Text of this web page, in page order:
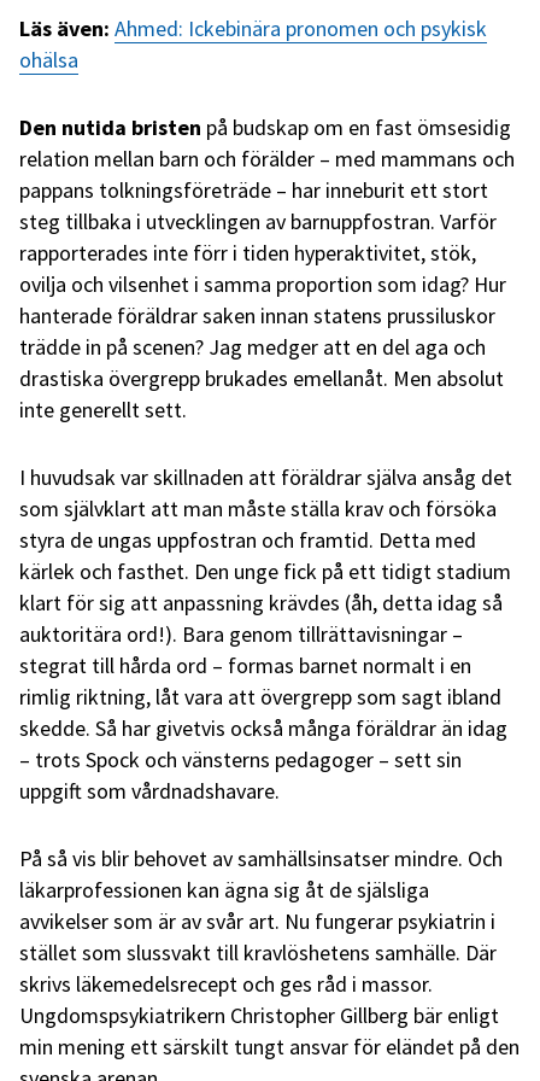
Läs även: Ahmed: Ickebinära pronomen och psykisk
ohälsa
Den nutida bristen på budskap om en fast ömsesidig
relation mellan barn och förälder – med mammans och
pappans tolkningsföreträde – har inneburit ett stort
steg tillbaka i utvecklingen av barnuppfostran. Varför
rapporterades inte förr i tiden hyperaktivitet, stök,
ovilja och vilsenhet i samma proportion som idag? Hur
hanterade föräldrar saken innan statens prussiluskor
trädde in på scenen? Jag medger att en del aga och
drastiska övergrepp brukades emellanåt. Men absolut
inte generellt sett.
I huvudsak var skillnaden att föräldrar själva ansåg det
som självklart att man måste ställa krav och försöka
styra de ungas uppfostran och framtid. Detta med
kärlek och fasthet. Den unge fick på ett tidigt stadium
klart för sig att anpassning krävdes (åh, detta idag så
auktoritära ord!). Bara genom tillrättavisningar –
stegrat till hårda ord – formas barnet normalt i en
rimlig riktning, låt vara att övergrepp som sagt ibland
skedde. Så har givetvis också många föräldrar än idag
– trots Spock och vänsterns pedagoger – sett sin
uppgift som vårdnadshavare.
På så vis blir behovet av samhällsinsatser mindre. Och
läkarprofessionen kan ägna sig åt de själsliga
avvikelser som är av svår art. Nu fungerar psykiatrin i
stället som slussvakt till kravlöshetens samhälle. Där
skrivs läkemedelsrecept och ges råd i massor.
Ungdomspsykiatrikern Christopher Gillberg bär enligt
min mening ett särskilt tungt ansvar för eländet på den